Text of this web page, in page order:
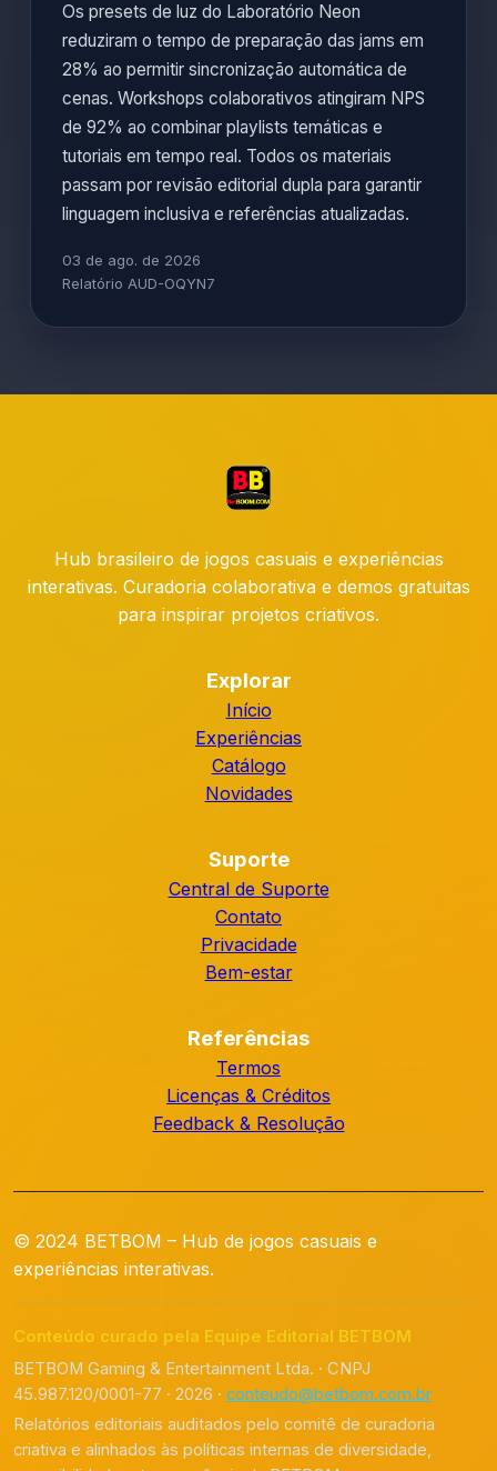
Os presets de luz do Laboratório Neon
reduziram o tempo de preparação das jams em
28% ao permitir sincronização automática de
cenas. Workshops colaborativos atingiram NPS
de 92% ao combinar playlists temáticas e
tutoriais em tempo real. Todos os materiais
passam por revisão editorial dupla para garantir
linguagem inclusiva e referências atualizadas.
03 de ago. de 2026
Relatório AUD-OQYN7
Hub brasileiro de jogos casuais e experiências
interativas. Curadoria colaborativa e demos gratuitas
para inspirar projetos criativos.
Explorar
Início
Experiências
Catálogo
Novidades
Suporte
Central de Suporte
Contato
Privacidade
Bem-estar
Referências
Termos
Licenças & Créditos
Feedback & Resolução
© 2024 BETBOM – Hub de jogos casuais e
experiências interativas.
Conteúdo curado pela Equipe Editorial BETBOM
BETBOM Gaming & Entertainment Ltda. · CNPJ
45.987.120/0001-77 · 2026 · conteudo@betbom.com.br
Relatórios editoriais auditados pelo comitê de curadoria
criativa e alinhados às políticas internas de diversidade,